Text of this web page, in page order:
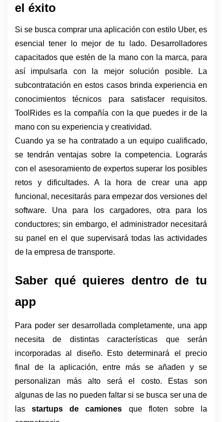
el éxito
Si se busca comprar una aplicación con estilo Uber, es
esencial tener lo mejor de tu lado. Desarrolladores
capacitados que estén de la mano con la marca, para
así impulsarla con la mejor solución posible. La
subcontratación en estos casos brinda experiencia en
conocimientos técnicos para satisfacer requisitos.
ToolRides es la compañía con la que puedes ir de la
mano con su experiencia y creatividad.
Cuando ya se ha contratado a un equipo cualificado,
se tendrán ventajas sobre la competencia. Lograrás
con el asesoramiento de expertos superar los posibles
retos y dificultades. A la hora de crear una app
funcional, necesitarás para empezar dos versiones del
software. Una para los cargadores, otra para los
conductores; sin embargo, el administrador necesitará
su panel en el que supervisará todas las actividades
de la empresa de transporte.
Saber qué quieres dentro de tu
app
Para poder ser desarrollada completamente, una app
necesita de distintas características que serán
incorporadas al diseño. Esto determinará el precio
final de la aplicación, entre más se añaden y se
personalizan más alto será el costo. Estas son
algunas de las no pueden faltar si se busca ser una de
las startups de camiones que floten sobre la